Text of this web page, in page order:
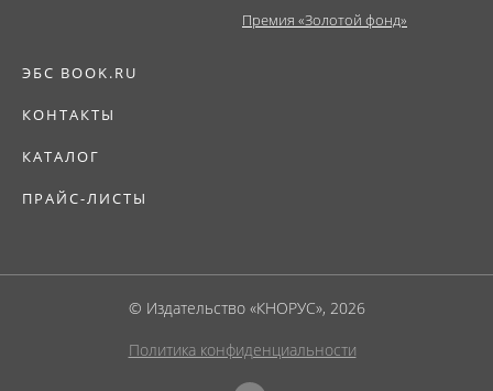
Премия «Золотой фонд»
ЭБС BOOK.RU
КОНТАКТЫ
КАТАЛОГ
ПРАЙС-ЛИСТЫ
© Издательство «КНОРУС», 2026
Политика конфиденциальности